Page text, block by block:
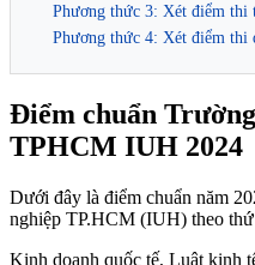
Phương thức 3: Xét điểm thi
Phương thức 4: Xét điểm thi
Điểm chuẩn
TPHCM IUH 2024
Dưới đây là điểm chuẩn năm
nghiệp TP.HCM (IUH) theo
Kinh doanh quốc tế, Luật kinh